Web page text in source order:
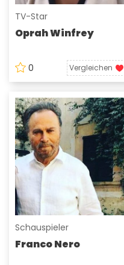
TV-Star
Oprah Winfrey
0 Vergleichen
Schauspieler
Franco Nero